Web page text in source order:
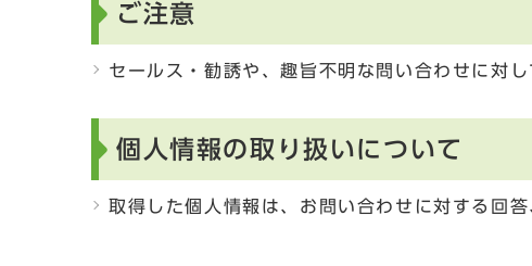
ご注意
セールス・勧誘や、趣旨不明な問い合わせに対
個人情報の取り扱いについて
取得した個人情報は、お問い合わせに対する回